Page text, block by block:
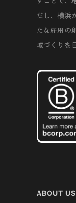
だし、横浜
たな雇用の
域づくりを
ABOUT US